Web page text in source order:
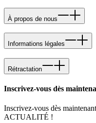
À propos de nous
Informations légales
Rétractation
Inscrivez-vous dès
Inscrivez-vous dès
ACTUALITÉ !